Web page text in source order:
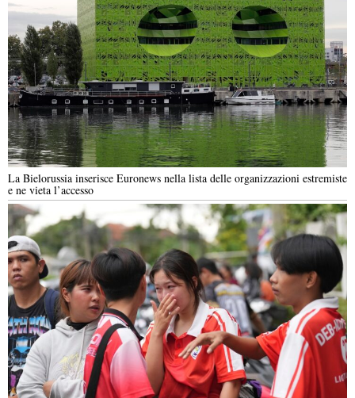
La Bielorussia inserisce Euronews nella lista delle organizzazioni estremiste
e ne vieta l’accesso